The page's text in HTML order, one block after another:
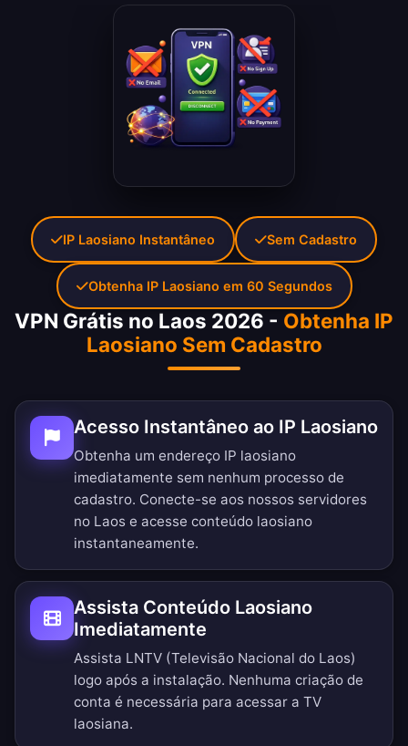
VPN Grátis no Laos 2026 - Obtenha IP
Laosiano Sem Cadastro
Acesso Instantâneo ao IP Laosiano
Obtenha um endereço IP laosiano
imediatamente sem nenhum processo de
cadastro. Conecte-se aos nossos servidores
no Laos e acesse conteúdo laosiano
instantaneamente.
Assista Conteúdo Laosiano
Imediatamente
Assista LNTV (Televisão Nacional do Laos)
logo após a instalação. Nenhuma criação de
conta é necessária para acessar a TV
laosiana.
IP Laosiano Instantâneo Sem Cadastro
Obtenha IP Laosiano em 60 Segundos